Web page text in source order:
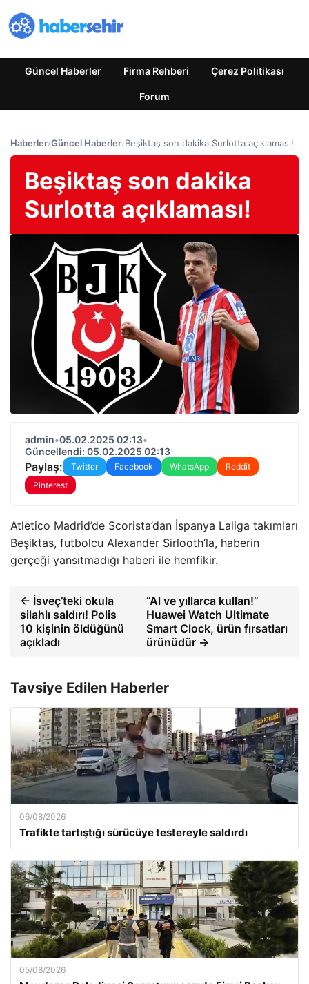
Güncel Haberler Firma Rehberi Çerez Politikası
Forum
Haberler›Güncel Haberler›Beşiktaş son dakika Surlotta açıklaması!
Beşiktaş son dakika
Surlotta açıklaması!
admin•05.02.2025 02:13•
Güncellendi: 05.02.2025 02:13
Paylaş: Twitter Facebook WhatsApp
Reddit
Pinterest
Atletico Madrid’de Scorista’dan İspanya Laliga takımları
Beşiktas, futbolcu Alexander Sirlooth’la, haberin
gerçeği yansıtmadığı haberi ile hemfikir.
← İsveç’teki okula
silahlı saldırı! Polis
10 kişinin öldüğünü
açıkladı
“Al ve yıllarca kullan!”
Huawei Watch Ultimate
Smart Clock, ürün fırsatları
ürünüdür →
Tavsiye Edilen Haberler
06/08/2026
Trafikte tartıştığı sürücüye testereyle saldırdı
05/08/2026